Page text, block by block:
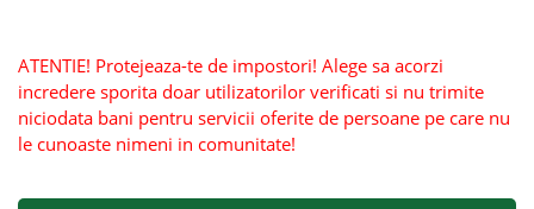
ATENTIE! Protejeaza-te de impostori! Alege sa acorzi
incredere sporita doar utilizatorilor verificati si nu trimite
niciodata bani pentru servicii oferite de persoane pe care nu
le cunoaste nimeni in comunitate!